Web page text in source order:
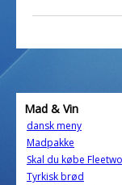
Mad & Vin
dansk meny
Madpakke
Skal du købe
Tyrkisk brød